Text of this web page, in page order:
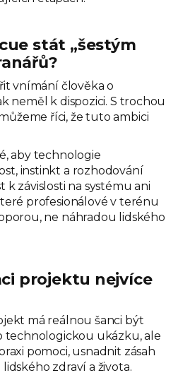
stát „šestým
vnímání člověka o
neměl k dispozici. S trochou
říci, že tuto ambici
aby technologie
instinkt a rozhodování
k závislosti na systému ani
profesionálové v terénu
ne náhradou lidského
projektu nejvíce
má reálnou šanci být
technologickou ukázku, ale
pomoci, usnadnit zásah
zdraví a života.